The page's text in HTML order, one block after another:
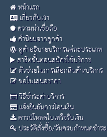
หน้าแรก
เกี่ยวกับเรา
ความน่าเชื่อถือ
คำนิยมจากลูกค้า
ดูคำอธิบายบริการแต่ละประเภท
สาธิตขั้นตอนสมัครใช้บริการ
ตัวช่วยในการเลือกสินค้า/บริการ
ขอใบเสนอราคา
วิธีชำระค่าบริการ
แจ้งยืนยันการโอนเงิน
ดาวน์โหลดใบเสร็จรับเงิน
ประวัติสั่งซื้อ/วันครบกำหนดชำระ